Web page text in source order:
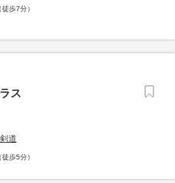
歩7分）
ス
剣道
歩5分）